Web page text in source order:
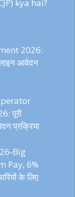
kya hai?
2026:
आवेदन
पूरी
प्रक्रिया
Big
Pay, 6%
के लिए